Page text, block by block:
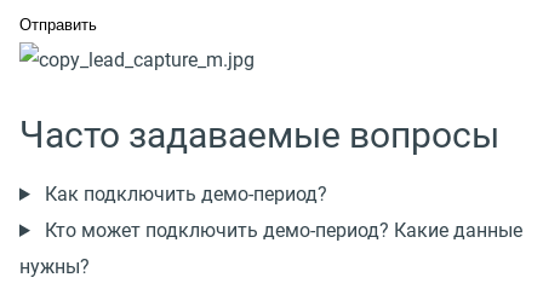
Часто задаваемые вопросы
Как подключить демо-период?
Кто может подключить демо-период? Какие данные
нужны?